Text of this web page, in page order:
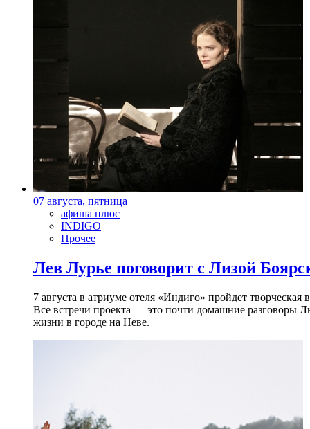
07 августа, пятница
афиша плюс
INDIGO
Прочее
Лев Лурье поговорит с Лизой
7 августа в атриуме отеля «Индиго» пройдет
Все встречи проекта — это почти домашние разговоры
жизни в городе на Неве.